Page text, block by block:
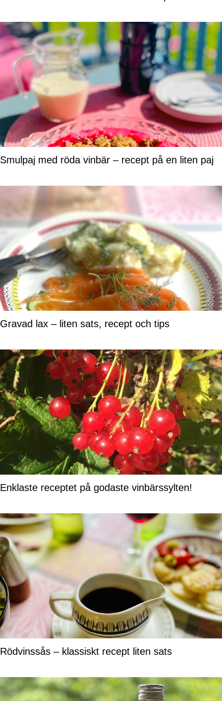
Smulpaj med röda vinbär – recept på en liten paj
Gravad lax – liten sats, recept och tips
Enklaste receptet på godaste vinbärssylten!
Rödvinssås – klassiskt recept liten sats